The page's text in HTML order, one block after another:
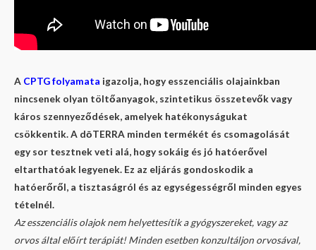
A CPTG folyamata igazolja, hogy esszenciális olajainkban
nincsenek olyan töltőanyagok, szintetikus összetevők vagy
káros szennyeződések, amelyek hatékonyságukat
csökkentik. A dōTERRA minden termékét és csomagolását
egy sor tesztnek veti alá, hogy sokáig és jó hatóerővel
eltarthatóak legyenek. Ez az eljárás gondoskodik a
hatóerőről, a tisztaságról és az egységességről minden egyes
tételnél.
Az esszenciális olajok nem helyettesítik a gyógyszereket, vagy az
orvos által előírt terápiát! Minden esetben konzultáljon orvosával,